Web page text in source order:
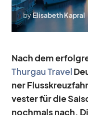
byElisabeth Kapral
Nach dem
Thur­gau Tra­vel
ner
ves­ter für die
noch­mals nach.